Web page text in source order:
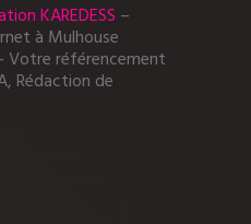
KAREDESS –
à Mulhouse
Votre référencement
Rédaction de